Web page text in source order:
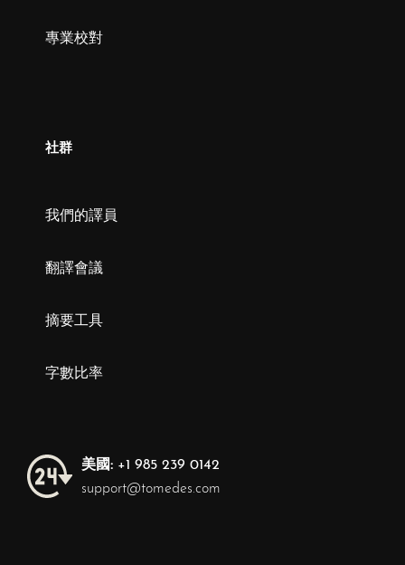
專業校對
社群
我們的譯員
翻譯會議
摘要工具
字數比率
美國: +1 985 239 0142
support@tomedes.com